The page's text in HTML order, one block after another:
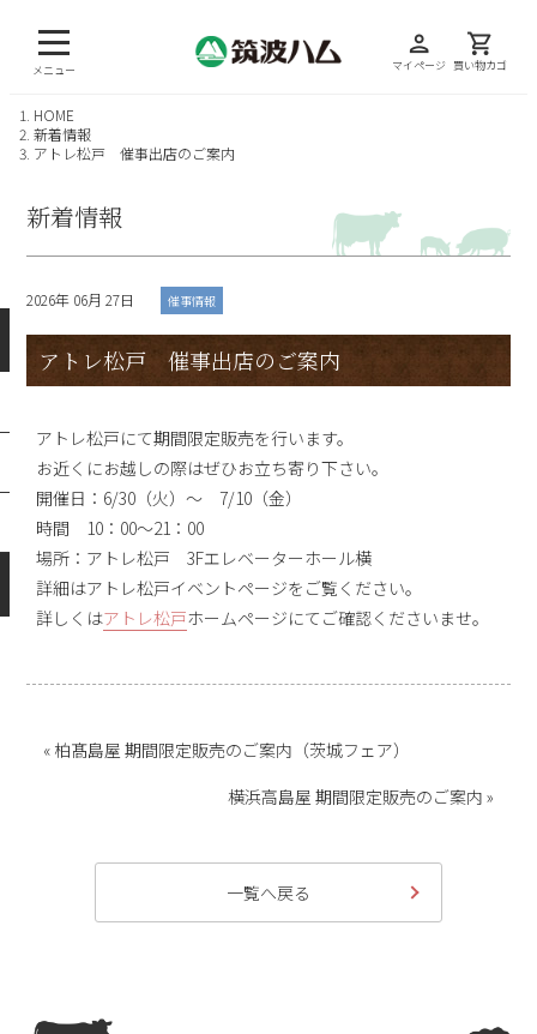
メニュー
person
マイページ
shopping_cart
買い物カゴ
HOME
新着情報
アトレ松戸 催事出店のご案内
新着情報
2026年 06月 27日 催事情報
アトレ松戸 催事出店のご案内
アトレ松戸にて期間限定販売を行います。
お近くにお越しの際はぜひお立ち寄り下さい。
開催日：6/30（火）～ 7/10（金）
時間 10：00～21：00
場所：アトレ松戸 3Fエレベーターホール横
詳細はアトレ松戸イベントページをご覧ください。
詳しくはアトレ松戸ホームページにてご確認くださいませ。
« 柏髙島屋 期間限定販売のご案内（茨城フェア）
横浜高島屋 期間限定販売のご案内 »
一覧へ戻る